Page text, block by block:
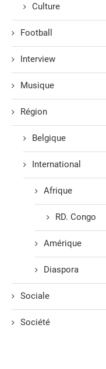
Culture
Football
Interview
Musique
Région
Belgique
International
Afrique
RD. Congo
Amérique
Diaspora
Sociale
Société